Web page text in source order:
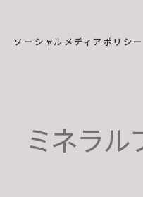
ソーシャルメディアポリシー
ミネラル